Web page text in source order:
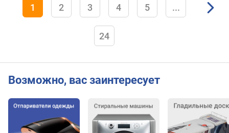
1 2 3 4 5 ...
24
Возможно, вас заинтересует